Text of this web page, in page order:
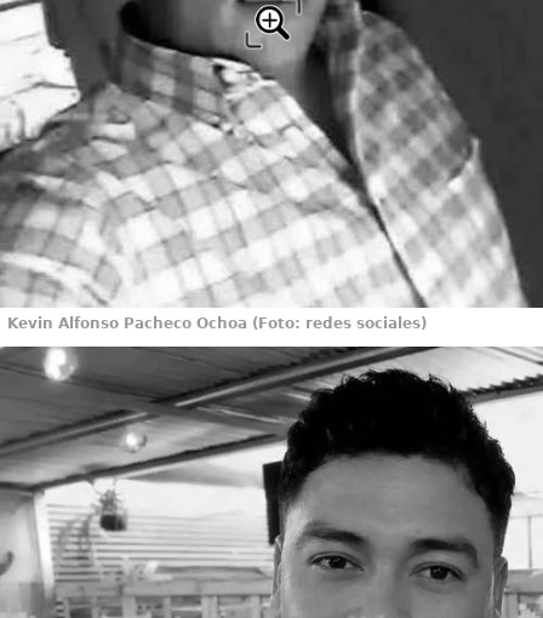
Kevin Alfonso Pacheco Ochoa (Foto: redes sociales)